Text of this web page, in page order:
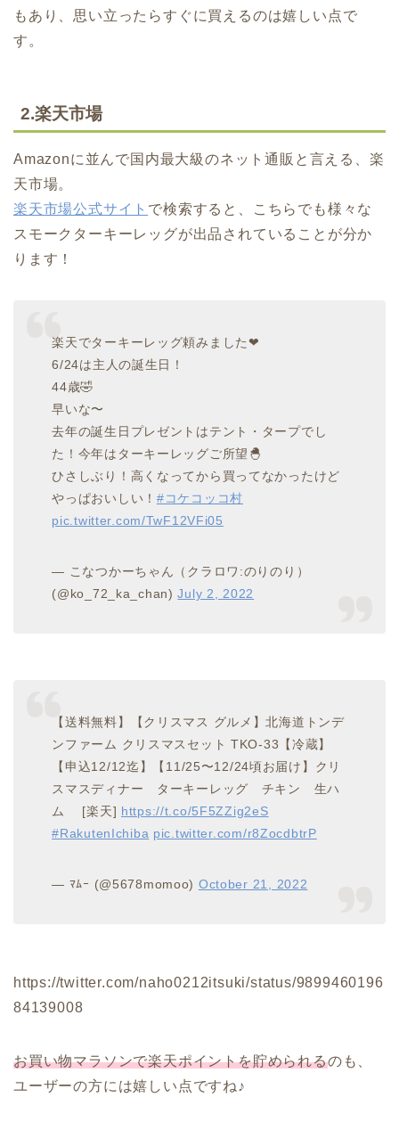
もあり、思い立ったらすぐに買えるのは嬉しい点で
す。
2.楽天市場
Amazonに並んで国内最大級のネット通販と言える、楽
天市場。
楽天市場公式サイト で検索すると、こちらでも様々な
スモークターキーレッグが出品されていることが分か
ります！
楽天でターキーレッグ頼みました❤
6/24は主人の誕生日！
44歳🤣
早いな〜
去年の誕生日プレゼントはテント・タープでし
た！今年はターキーレッグご所望🐣
ひさしぶり！高くなってから買ってなかったけど
やっぱおいしい！ #コケコッコ村
pic.twitter.com/TwF12VFi05
— こなつかーちゃん（クラロワ:のりのり）
(@ko_72_ka_chan)July 2, 2022
【送料無料】【クリスマス グルメ】北海道トンデ
ンファーム クリスマスセット TKO-33【冷蔵】
【申込12/12迄】【11/25〜12/24頃お届け】クリ
スマスディナー ターキーレッグ チキン 生ハ
ム [楽天] https://t.co/5F5ZZig2eS
#RakutenIchiba pic.twitter.com/r8ZocdbtrP
— ﾏﾑｰ (@5678momoo) October 21, 2022
https://twitter.com/naho0212itsuki/status/9899460196
84139008
お買い物マラソンで楽天ポイントを貯められるのも、
ユーザーの方には嬉しい点ですね♪